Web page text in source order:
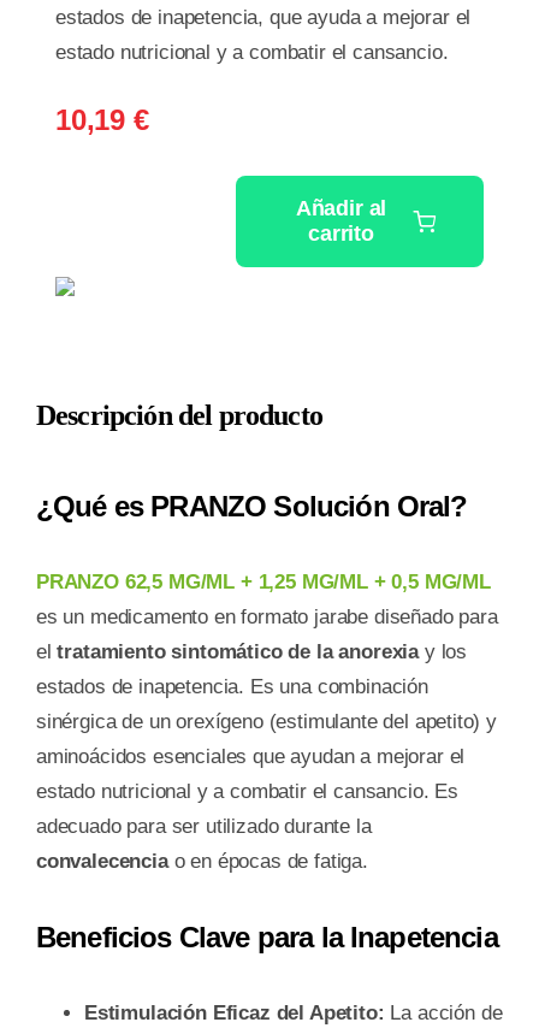
estados de inapetencia, que ayuda a mejorar el
estado nutricional y a combatir el cansancio.
10,19 €
MG/ML
MG/ML
ORAL
1
FRASCO
200
ML
cantidad
Añadir al
carrito
Descripción del producto
¿Qué es PRANZO Solución Oral?
PRANZO 62,5 MG/ML + 1,25 MG/ML + 0,5 MG/ML
es un medicamento en formato jarabe diseñado para
eltratamiento sintomático de la anorexiay los
estados de inapetencia. Es una combinación
sinérgica de un orexígeno (estimulante del apetito) y
aminoácidos esenciales que ayudan a mejorar el
estado nutricional y a combatir el cansancio. Es
adecuado para ser utilizado durante la
convalecenciao en épocas de fatiga.
Beneficios Clave para la Inapetencia
Estimulación Eficaz del Apetito: La acción de